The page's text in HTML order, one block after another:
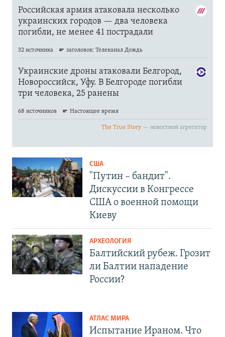
США
"Путин – бандит".
Дискуссии в Конгрессе
США о военной помощи
Киеву
АРХЕОЛОГИЯ
Балтийский рубеж. Грозит
ли Балтии нападение
России?
АТЛАС МИРА
Испытание Ираном. Что